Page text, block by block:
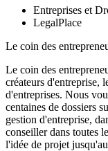
Entreprises et
LegalPlace
Le coin des
Le coin des
créateurs d'entreprise,
d'entreprises. Nous
centaines de dossiers
gestion d'entreprise,
conseiller dans toutes
l'idée de projet